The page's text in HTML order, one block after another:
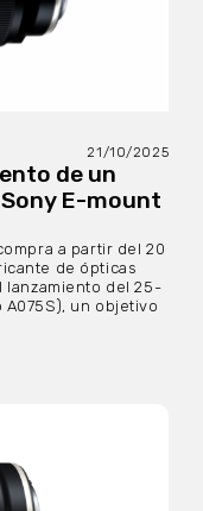
21/10/2025
de un
E-mount
a partir del 20
de ópticas
lanzamiento del 25-
A075S), un objetivo